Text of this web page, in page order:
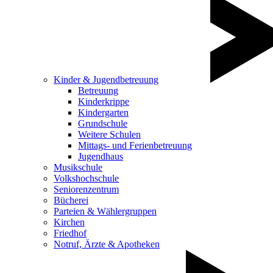
Kinder & Jugendbetreuung
Betreuung
Kinderkrippe
Kindergarten
Grundschule
Weitere Schulen
Mittags- und Ferienbetreuung
Jugendhaus
Musikschule
Volkshochschule
Seniorenzentrum
Bücherei
Parteien & Wählergruppen
Kirchen
Friedhof
Notruf, Ärzte & Apotheken